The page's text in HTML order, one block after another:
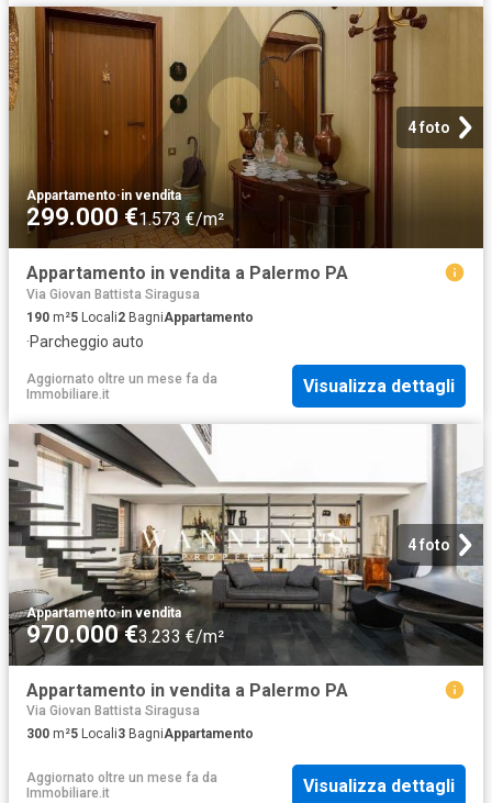
4 foto
Appartamento·in vendita
299.000 €1.573 €/m²
Appartamento in vendita a Palermo PA
Via Giovan Battista Siragusa
190 m²5 Locali2 BagniAppartamento
·Parcheggio auto
Aggiornato oltre un mese fa da
Immobiliare.it
Visualizza dettagli
4 foto
Appartamento·in vendita
970.000 €3.233 €/m²
Appartamento in vendita a Palermo PA
Via Giovan Battista Siragusa
300 m²5 Locali3 BagniAppartamento
Aggiornato oltre un mese fa da
Immobiliare.it
Visualizza dettagli